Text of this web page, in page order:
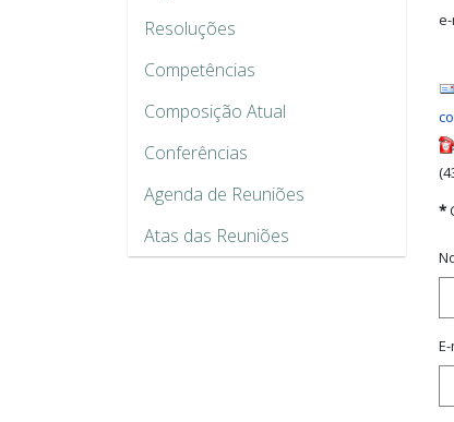
Resoluções
Competências
Composição Atual
Conferências
Agenda de Reuniões
Atas das Reuniões
*